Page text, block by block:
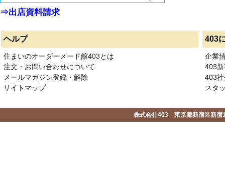
⇒出店資料請求
ヘルプ 403
住まいのオーダーメード館403とは
注文・お問い合わせについて
メールマガジン登録・解除
サイトマップ
企業
403
403
スタ
株式会社403 東京都新宿区新